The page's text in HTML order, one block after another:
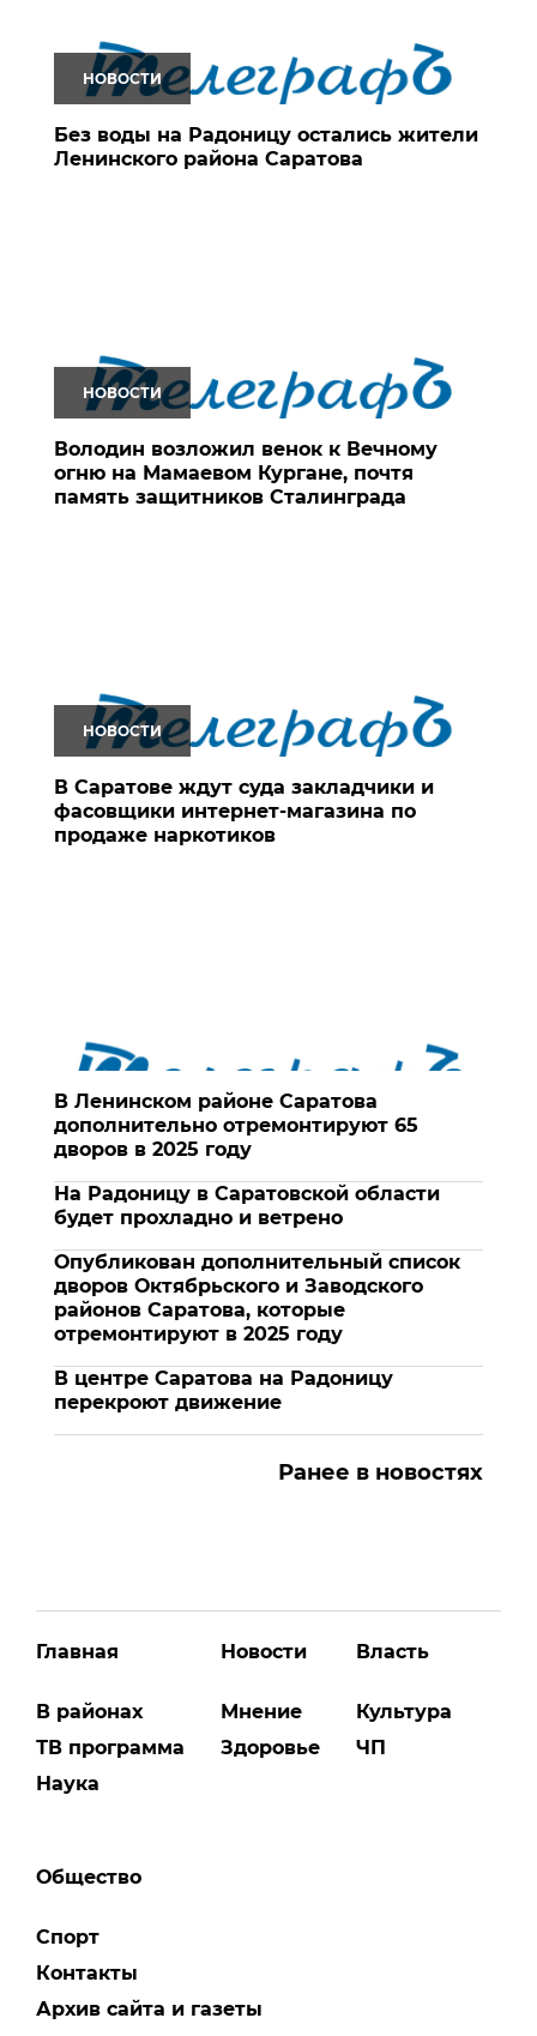
НОВОСТИ
Без воды на Радоницу остались жители
Ленинского района Саратова
НОВОСТИ
Володин возложил венок к Вечному
огню на Мамаевом Кургане, почтя
память защитников Сталинграда
НОВОСТИ
В Саратове ждут суда закладчики и
фасовщики интернет-магазина по
продаже наркотиков
В Ленинском районе Саратова
дополнительно отремонтируют 65
дворов в 2025 году
На Радоницу в Саратовской области
будет прохладно и ветрено
Опубликован дополнительный список
дворов Октябрьского и Заводского
районов Саратова, которые
отремонтируют в 2025 году
В центре Саратова на Радоницу
перекроют движение
Ранее в новостях
Главная
В районах
ТВ программа
Наука
Новости
Мнение
Здоровье
Власть
Культура
ЧП
Общество
Спорт
Контакты
Архив сайта и газеты